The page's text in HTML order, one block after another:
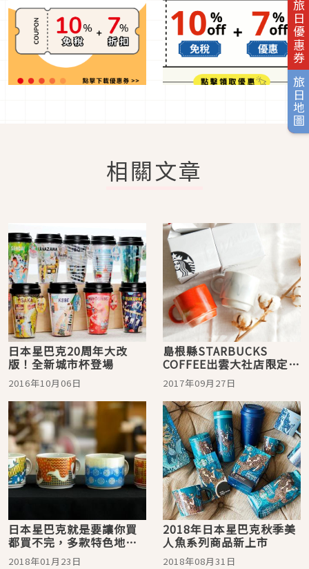
旅日優惠券
旅日地圖
相關文章
日本星巴克20周年大改
版！全新城市杯登場
2016年10月06日
島根縣STARBUCKS
COFFEE出雲大社店限定，
絕美的緣結杯怎能不收
藏！
2017年09月27日
日本星巴克就是要讓你買
都買不完，多款特色地域
限定美杯都在這裡！
2018年01月23日
2018年日本星巴克秋季美
人魚系列商品新上市
2018年08月31日